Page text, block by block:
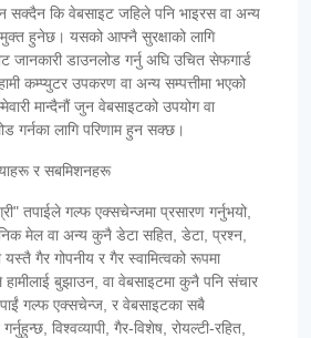
सक्दैन कि वेबसाइट जहिले पनि भाइरस वा अन्य
मुक्त हुनेछ। यसको आफ्नै सुरक्षाको लागि
जानकारी डाउनलोड गर्नु अघि उचित सेफगार्ड
कम्प्युटर उपकरण वा अन्य सम्पत्तीमा भएको
मान्दैनौं जुन वेबसाइटको उपयोग वा
गर्नका लागि परिणाम हुन सक्छ।
र सबमिशनहरू
तपाईले गल्फ एक्सचेन्जमा प्रसारण गर्नुभयो,
मेल वा अन्य कुनै डेटा सहित, डेटा, प्रश्न,
यस्तै गैर गोपनीय र गैर स्वामित्वको रूपमा
हामीलाई बुझाउन, वा वेबसाइटमा कुनै पनि संचार
तपाईं गल्फ एक्सचेन्ज, र वेबसाइटका सबै
विश्वव्यापी, गैर-विशेष, रोयल्टी-रहित,